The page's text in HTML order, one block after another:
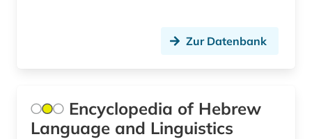
Zur Datenbank
Encyclopedia of Hebrew
Language and Linguistics